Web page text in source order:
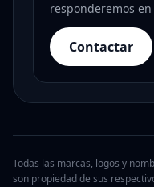
responderemos
Contactar
Todas las marcas, logos y
son propiedad de sus